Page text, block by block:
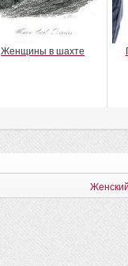
Женщины в шахте